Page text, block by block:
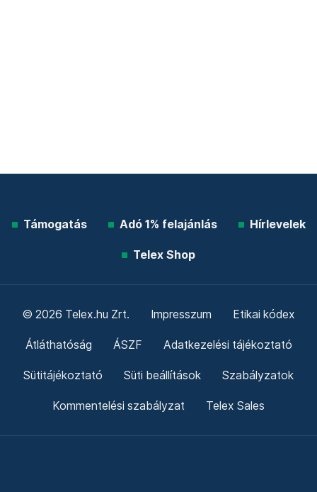
Támogatás Adó 1% felajánlás Hírlevelek
Telex Shop
© 2026 Telex.hu Zrt. Impresszum Etikai kódex
Átláthatóság ÁSZF Adatkezelési tájékoztató
Sütitájékoztató Süti beállítások Szabályzatok
Kommentelési szabályzat Telex Sales